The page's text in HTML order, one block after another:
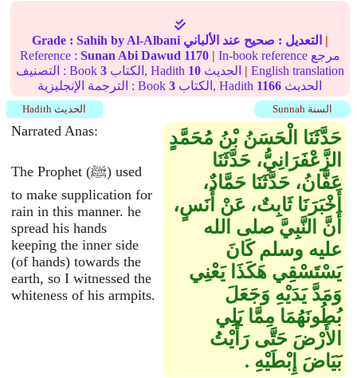
Grade : Sahih by Al-Albani التعديل : صحيح عند الألباني
|
Reference : Sunan Abi Dawud 1170 | In-book reference مرجع
التصنيف : Book 3 الكتاب, Hadith 10 | English translation
الترجمة الإنجليزية : Book3 الكتاب, Hadith 1166 الحديث
Sunnah السنة Hadith الحديث
Narrated Anas:
The Prophet (ﷺ) used
to make supplication for
rain in this manner. he
spread his hands
keeping the inner side
(of hands) towards the
earth, so I witnessed the
whiteness of his armpits.
حَدَّثَنَا الْحَسَنُ بْنُ مُحَمَّدٍ
الزَّعْفَرَانِيُّ، حَدَّثَنَا
عَفَّانُ، حَدَّثَنَا حَمَّادٌ،
أَخْبَرَنَا ثَابِتٌ، عَنْ أَنَسٍ،
أَنَّ النَّبِيَّ صلى الله
عليه وسلم كَانَ
يَسْتَسْقِي هَكَذَا يَعْنِي
وَمَدَّ يَدَيْهِ وَجَعَلَ
بُطُونَهُمَا مِمَّا يَلِي
الأَرْضَ حَتَّى رَأَيْتُ
بَيَاضَ إِبْطَيْهِ ‏.‏